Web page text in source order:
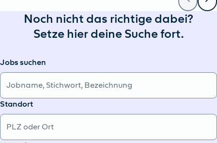
Noch nicht das richtige dabei?
Setze hier deine Suche fort.
Jobs suchen
Standort